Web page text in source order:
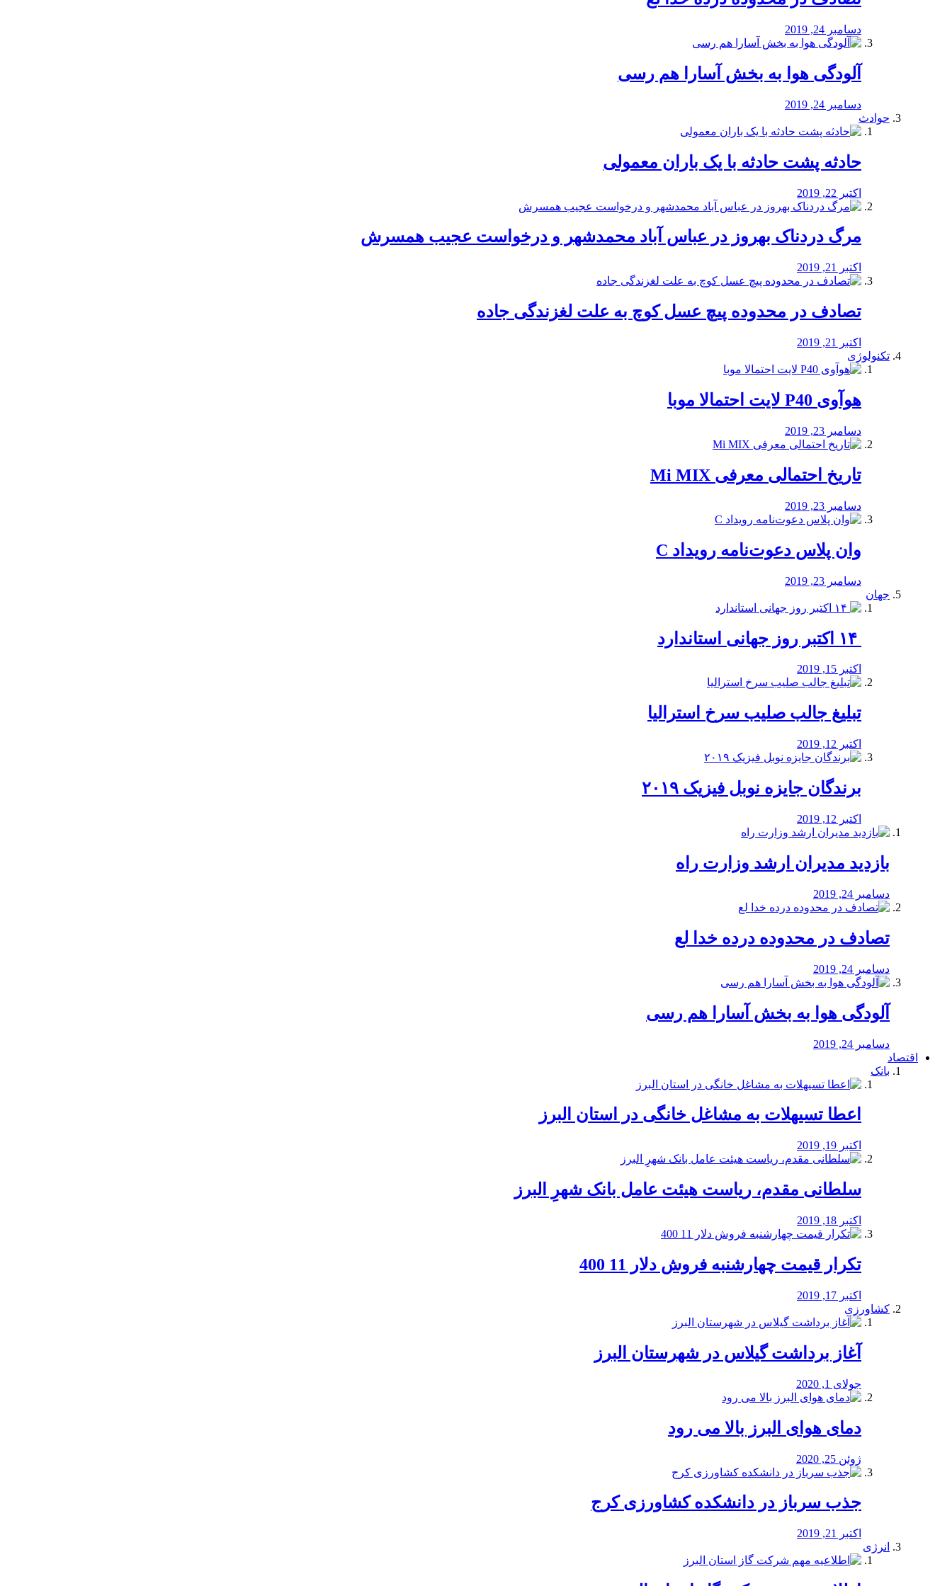
دسامبر 24, 2019
آلودگی هوا به بخش آسارا هم رسی
دسامبر 24, 2019
حوادث
️حادثه پشت حادثه با یک باران معمولی
اکتبر 22, 2019
مرگ دردناک بهروز در عباس آباد محمدشهر و درخواست عجیب همسرش
اکتبر 21, 2019
تصادف در محدوده پیچ عسل کوچ به علت لغزندگی جاده
اکتبر 21, 2019
تکنولوژی
هوآوی P40 لایت احتمالا موبا
دسامبر 23, 2019
تاریخ احتمالی معرفی Mi MIX
دسامبر 23, 2019
وان پلاس دعوت‌نامه رویداد C
دسامبر 23, 2019
جهان
اکتبر 15, 2019
تبلیغ جالب صلیب سرخ استرالیا
اکتبر 12, 2019
برندگان جایزه نوبل فیزیک ۲۰۱۹
اکتبر 12, 2019
بازدید مدیران ارشد وزارت راه
دسامبر 24, 2019
تصادف در محدوده درده خدا لع
دسامبر 24, 2019
آلودگی هوا به بخش آسارا هم رسی
دسامبر 24, 2019
اقتصاد
بانک
️اعطا تسیهلات به مشاغل خانگی در استان البرز
اکتبر 19, 2019
سلطانی مقدم، ریاست هیئت عامل بانک شهرِ البرز
اکتبر 18, 2019
تکرار قیمت چهارشنبه فروش دلار 11 400
اکتبر 17, 2019
کشاورزی
آغاز برداشت گیلاس در شهرستان البرز
جولای 1, 2020
دمای هوای البرز بالا می رود
ژوئن 25, 2020
جذب سرباز در دانشکده کشاورزی کرج
اکتبر 21, 2019
انرژی